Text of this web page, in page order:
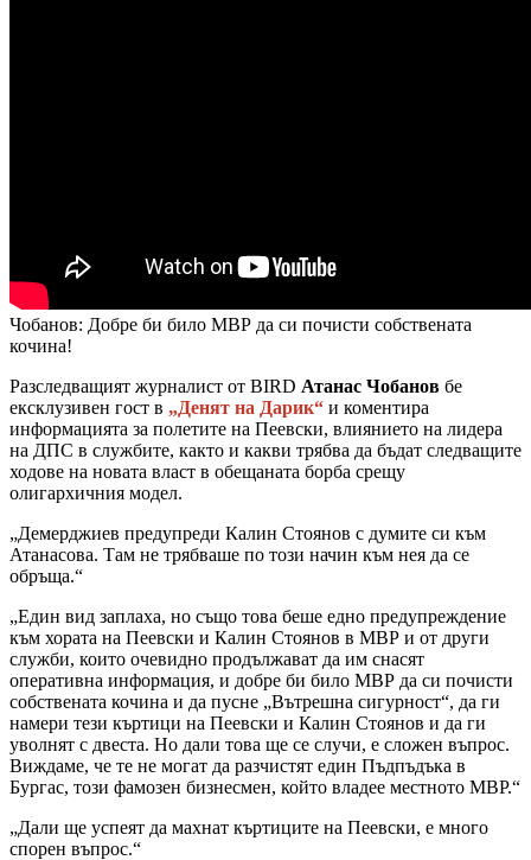
Чобанов: Добре би било МВР да си почисти собствената
кочина!
Разследващият журналист от BIRD Атанас Чобанов бе
ексклузивен гост в „Денят на Дарик“ и коментира
информацията за полетите на Пеевски, влиянието на лидера
на ДПС в службите, както и какви трябва да бъдат следващите
ходове на новата власт в обещаната борба срещу
олигархичния модел.
„Демерджиев предупреди Калин Стоянов с думите си към
Атанасова. Там не трябваше по този начин към нея да се
обръща.“
„Един вид заплаха, но също това беше едно предупреждение
към хората на Пеевски и Калин Стоянов в МВР и от други
служби, които очевидно продължават да им снасят
оперативна информация, и добре би било МВР да си почисти
собствената кочина и да пусне „Вътрешна сигурност“, да ги
намери тези къртици на Пеевски и Калин Стоянов и да ги
уволнят с двеста. Но дали това ще се случи, е сложен въпрос.
Виждаме, че те не могат да разчистят един Пъдпъдъка в
Бургас, този фамозен бизнесмен, който владее местното МВР.“
„Дали ще успеят да махнат къртиците на Пеевски, е много
спорен въпрос.“